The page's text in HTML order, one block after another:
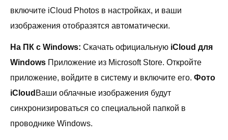
включите iCloud Photos в настройках, и ваши
изображения отобразятся автоматически.
На ПК с Windows: Скачать официальную iCloud для
Windows Приложение из Microsoft Store. Откройте
приложение, войдите в систему и включите его. Фото
iCloud Ваши облачные изображения будут
синхронизироваться со специальной папкой в ​​
проводнике Windows.